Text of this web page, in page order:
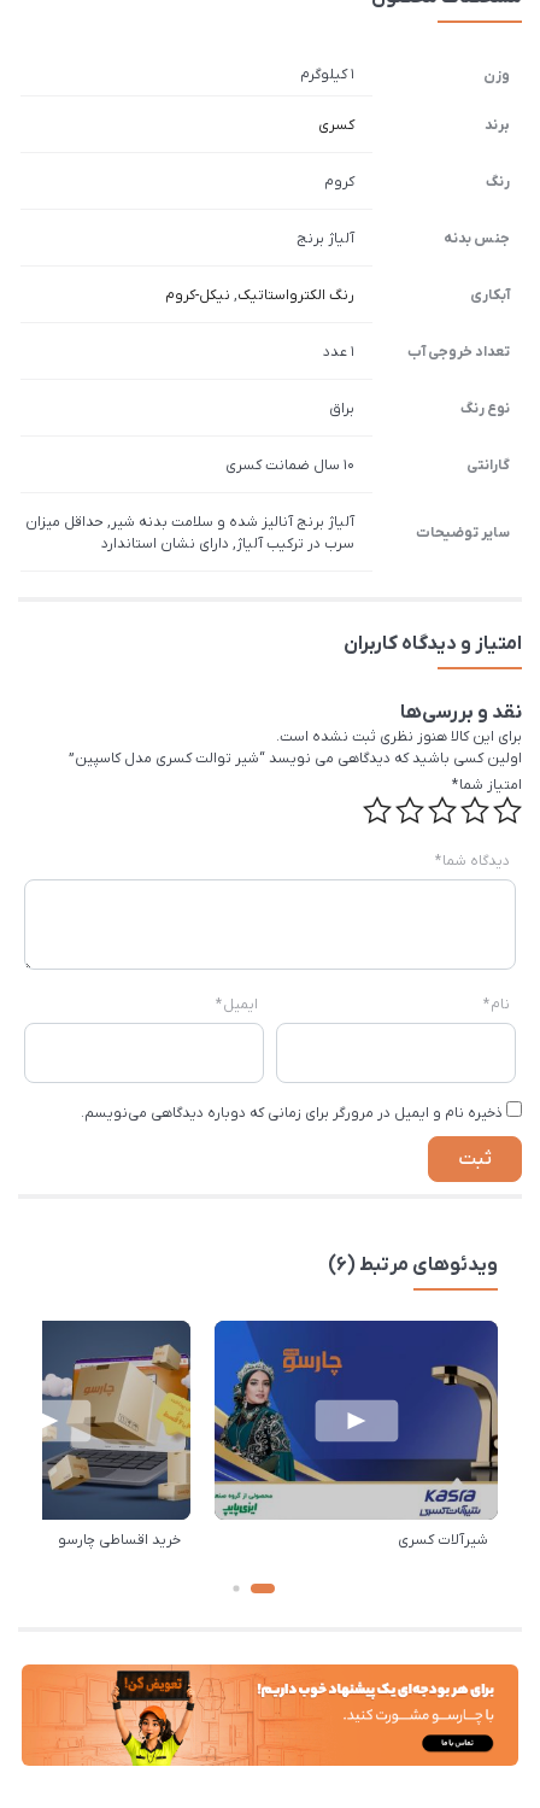
وزن 1 کیلوگرم
برند کسری
رنگ کروم
جنس بدنه آلیاژ برنج
آبکاری رنگ الکترواستاتیک, نیکل-کروم
تعداد خروجی آب 1 عدد
نوع رنگ براق
گارانتی 10 سال ضمانت کسری
سایر توضیحات
آلیاژ برنج آنالیز شده و سلامت بدنه شیر, حداقل میزان
سرب در ترکیب آلیاژ, دارای نشان استاندارد
امتیاز و دیدگاه کاربران
نقد و بررسی‌ها
برای این کالا هنوز نظری ثبت نشده است.
اولین کسی باشید که دیدگاهی می نویسد “شیر توالت کسری مدل کاسپین”
امتیاز شما*
دیدگاه شما*
نام* ایمیل*
ذخیره نام و ایمیل در مرورگر برای زمانی که دوباره دیدگاهی می‌نویسم.
ویدئوهای مرتبط (6)
شیرآلات کسری خرید اقساطی چارسو